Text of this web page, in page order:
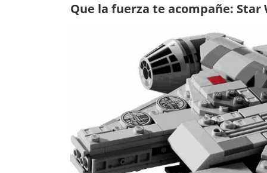
Que la fuerza te acompañe: Star